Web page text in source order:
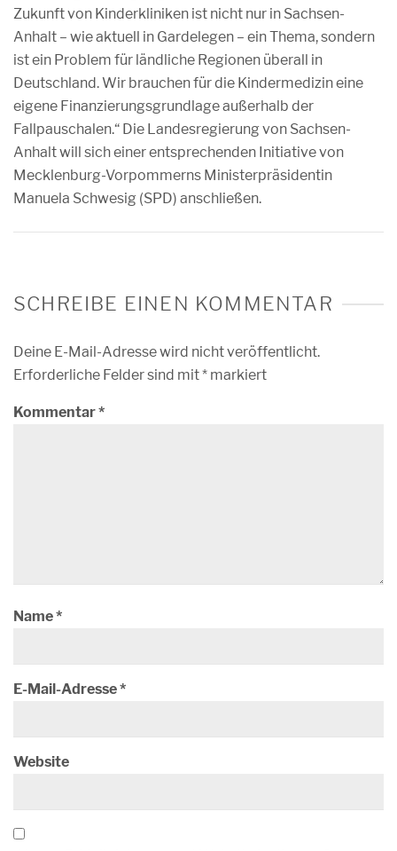
Zukunft von Kinderkliniken ist nicht nur in Sachsen-
Anhalt – wie aktuell in Gardelegen – ein Thema, sondern
ist ein Problem für ländliche Regionen überall in
Deutschland. Wir brauchen für die Kindermedizin eine
eigene Finanzierungsgrundlage außerhalb der
Fallpauschalen.“ Die Landesregierung von Sachsen-
Anhalt will sich einer entsprechenden Initiative von
Mecklenburg-Vorpommerns Ministerpräsidentin
Manuela Schwesig (SPD) anschließen.
SCHREIBE EINEN KOMMENTAR
Deine E-Mail-Adresse wird nicht veröffentlicht.
Erforderliche Felder sind mit* markiert
Kommentar*
Name*
E-Mail-Adresse*
Website